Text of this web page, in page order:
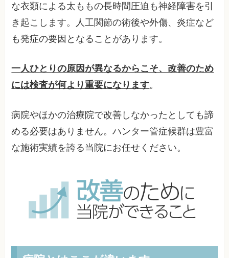
な衣類による太ももの長時間圧迫も神経障害を引
き起こします。人工関節の術後や外傷、炎症など
も発症の要因となることがあります。
一人ひとりの原因が異なるからこそ、改善のため
には検査が何より重要になります。
病院やほかの治療院で改善しなかったとしても諦
める必要はありません。ハンター管症候群は豊富
な施術実績を誇る当院にお任せください。